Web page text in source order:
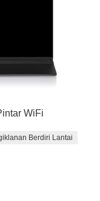
WiFi
Berdiri Lantai